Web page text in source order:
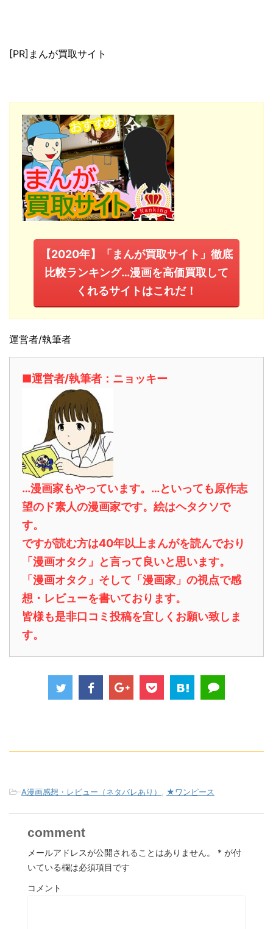
[PR]まんが買取サイト
【2020年】「まんが買取サイト」徹底
比較ランキング…漫画を高価買取して
くれるサイトはこれだ！
運営者/執筆者
■運営者/執筆者：ニョッキー
…漫画家もやっています。…といっても原作志
望のド素人の漫画家です。絵はヘタクソで
す。
ですが読む方は40年以上まんがを読んでおり
「漫画オタク」と言って良いと思います。
「漫画オタク」そして「漫画家」の視点で感
想・レビューを書いております。
皆様も是非口コミ投稿を宜しくお願い致しま
す。
-A漫画感想・レビュー（ネタバレあり） , ★ワンピース
comment
メールアドレスが公開されることはありません。 * が付
いている欄は必須項目です
コメント